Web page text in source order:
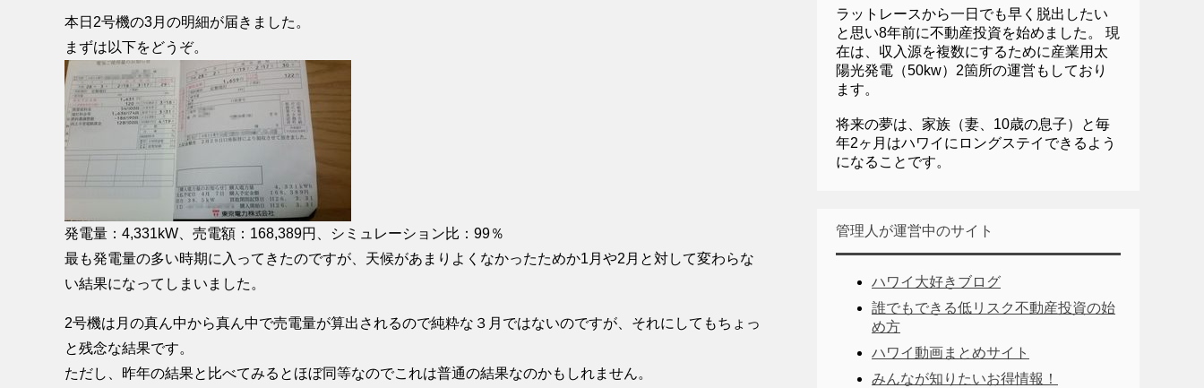
本日2号機の3月の明細が届きました。
まずは以下をどうぞ。
発電量：4,331kW、売電額：168,389円、シミュレーション比：99％
最も発電量の多い時期に入ってきたのですが、天候があまりよくなかったためか1月や2月と対して変わらな
い結果になってしまいました。
2号機は月の真ん中から真ん中で売電量が算出されるので純粋な３月ではないのですが、それにしてもちょっ
と残念な結果です。
ただし、昨年の結果と比べてみるとほぼ同等なのでこれは普通の結果なのかもしれません。
ラットレースから一日でも早く脱出したい
と思い8年前に不動産投資を始めました。 現
在は、収入源を複数にするために産業用太
陽光発電（50kw）2箇所の運営もしており
ます。
将来の夢は、家族（妻、10歳の息子）と毎
年2ヶ月はハワイにロングステイできるよう
になることです。
管理人が運営中のサイト
ハワイ大好きブログ
誰でもできる低リスク不動産投資の始
め方
ハワイ動画まとめサイト
みんなが知りたいお得情報！